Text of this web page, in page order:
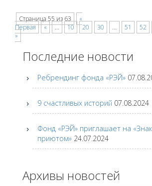
Posts
navigation
Страница 55 из 63
«
Первая
« ... 10 20 30 ... 51 52
»
Последние новости
Ребрендинг фонда «РЭЙ»
9 счастливых историй 07.08.2024
Фонд «РЭЙ» приглашает на
приютом» 24.07.2024
Архивы новостей